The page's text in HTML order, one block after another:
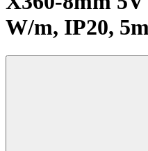
W/m, IP20,